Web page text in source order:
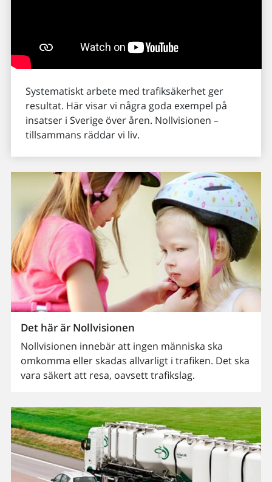
Systematiskt arbete med trafiksäkerhet ger
resultat. Här visar vi några goda exempel på
insatser i Sverige över åren. Nollvisionen –
tillsammans räddar vi liv.
Det här är Nollvisionen
Nollvisionen innebär att ingen människa ska
omkomma eller skadas allvarligt i trafiken. Det ska
vara säkert att resa, oavsett trafikslag.